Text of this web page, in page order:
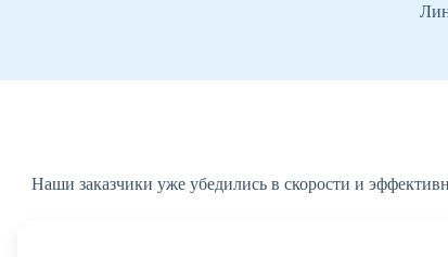
Наши заказчики уже убедились в скорости и